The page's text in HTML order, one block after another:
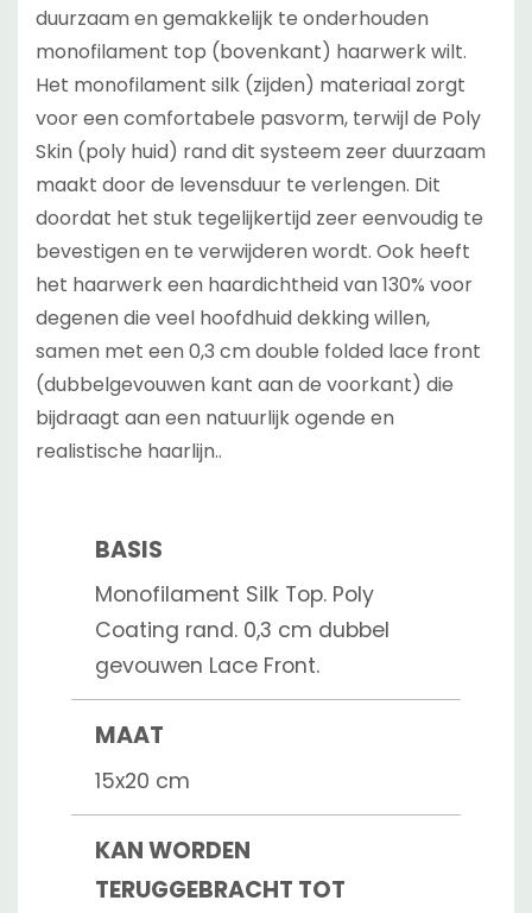
duurzaam en gemakkelijk te onderhouden
monofilament top (bovenkant) haarwerk wilt.
Het monofilament silk (zijden) materiaal zorgt
voor een comfortabele pasvorm, terwijl de Poly
Skin (poly huid) rand dit systeem zeer duurzaam
maakt door de levensduur te verlengen. Dit
doordat het stuk tegelijkertijd zeer eenvoudig te
bevestigen en te verwijderen wordt. Ook heeft
het haarwerk een haardichtheid van 130% voor
degenen die veel hoofdhuid dekking willen,
samen met een 0,3 cm double folded lace front
(dubbelgevouwen kant aan de voorkant) die
bijdraagt aan een natuurlijk ogende en
realistische haarlijn..
BASIS
Monofilament Silk Top. Poly
Coating rand. 0,3 cm dubbel
gevouwen Lace Front.
MAAT
15x20 cm
KAN WORDEN
TERUGGEBRACHT TOT